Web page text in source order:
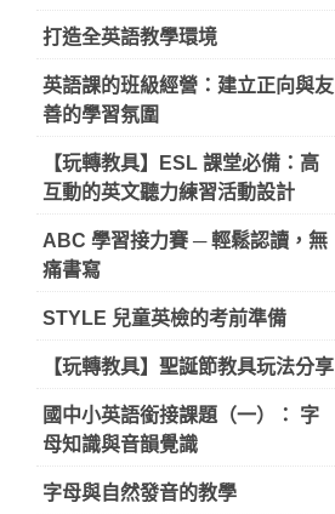
打造全英語教學環境
英語課的班級經營：建立正向與友
善的學習氛圍
【玩轉教具】ESL 課堂必備：高
互動的英文聽力練習活動設計
ABC 學習接力賽 ─ 輕鬆認讀，無
痛書寫
STYLE 兒童英檢的考前準備
【玩轉教具】聖誕節教具玩法分享
國中小英語銜接課題（一）： 字
母知識與音韻覺識
字母與自然發音的教學